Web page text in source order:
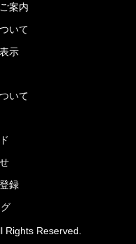
案内
いて
示
いて
録
Reserved.